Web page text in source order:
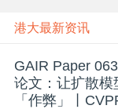
雷
峰
港大最新资讯
GAIR Paper
论文：让扩散模
「作弊」丨